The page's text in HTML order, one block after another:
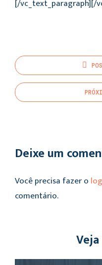
[/vc_text_paragraph][/
Deixe um
Você precisa fazer o
comentário.